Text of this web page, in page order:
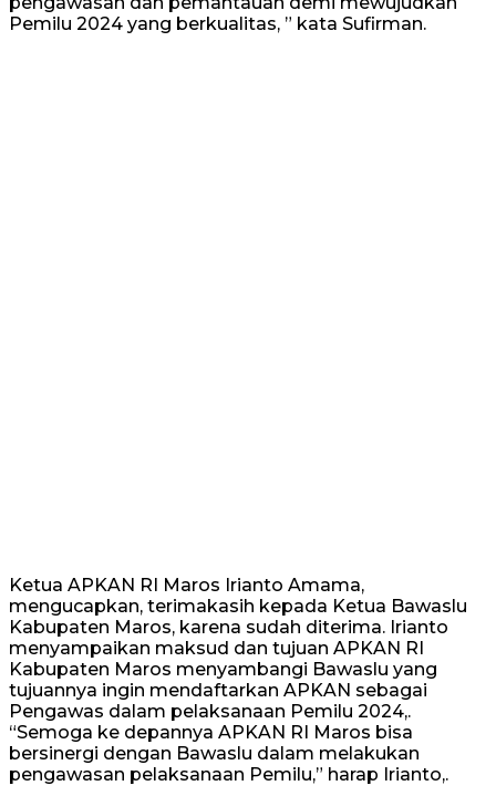
Pemilu 2024 yang berkualitas, ” kata Sufirman.
Ketua APKAN RI Maros Irianto Amama,
mengucapkan, terimakasih kepada Ketua Bawaslu
Kabupaten Maros, karena sudah diterima. Irianto
menyampaikan maksud dan tujuan APKAN RI
Kabupaten Maros menyambangi Bawaslu yang
tujuannya ingin mendaftarkan APKAN sebagai
Pengawas dalam pelaksanaan Pemilu 2024,.
“Semoga ke depannya APKAN RI Maros bisa
bersinergi dengan Bawaslu dalam melakukan
pengawasan pelaksanaan Pemilu,” harap Irianto,.